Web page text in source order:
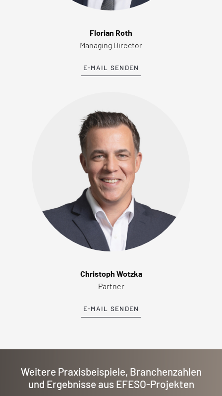
Florian Roth
Managing Director
E-MAIL SENDEN
Christoph Wotzka
Partner
E-MAIL SENDEN
Weitere Praxisbeispiele, Branchenzahlen
und Ergebnisse aus EFESO-Projekten